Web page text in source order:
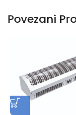
Povezani